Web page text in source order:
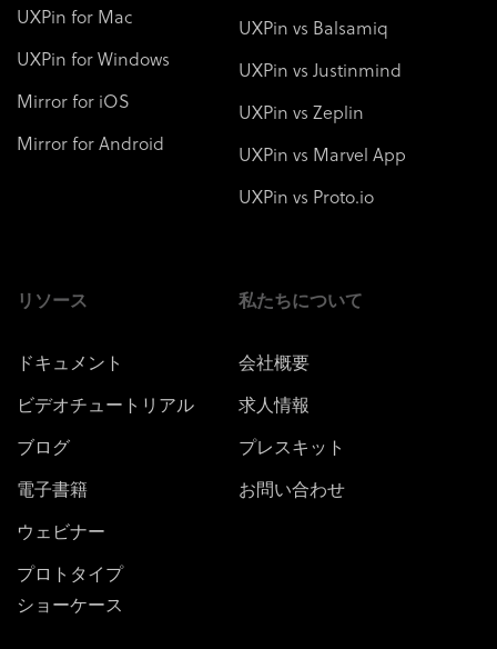
UXPin for Mac
UXPin for Windows
Mirror for iOS
Mirror for Android
UXPin vs Balsamiq
UXPin vs Justinmind
UXPin vs Zeplin
UXPin vs Marvel App
UXPin vs Proto.io
リソース
ドキュメント
ビデオチュートリアル
ブログ
電子書籍
ウェビナー
プロトタイプ
ショーケース
私たちについて
会社概要
求人情報
プレスキット
お問い合わせ